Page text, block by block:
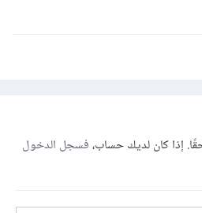
إذا كان لديك حساب،فسجل الدخول